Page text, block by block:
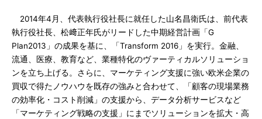
2014年4月、代表執行役社長に就任した山名昌衛氏は、前代表
執行役社長、松﨑正年氏がリードした中期経営計画「G
Plan2013」の成果を基に、「Transform 2016」を実行。金融、
流通、医療、教育など、業種特化のヴァーティカルソリューショ
ンを立ち上げる。さらに、マーケティング支援に強い欧米企業の
買収で得たノウハウを既存の強みと合わせて、「顧客の現場業務
の効率化・コスト削減」の支援から、データ分析サービスなど
「マーケティング戦略の支援」にまでソリューションを拡大・高